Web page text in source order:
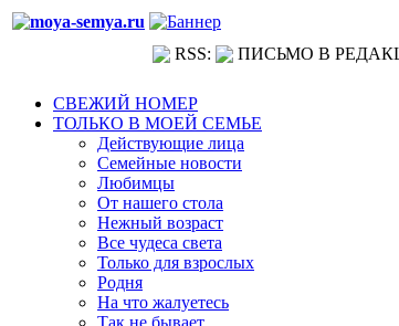
RSS: ПИСЬМО В
СВЕЖИЙ НОМЕР
ТОЛЬКО В МОЕЙ СЕМЬЕ
Действующие лица
Семейные новости
Любимцы
От нашего стола
Нежный возраст
Все чудеса света
Только для взрослых
Родня
На что жалуетесь
Так не бывает